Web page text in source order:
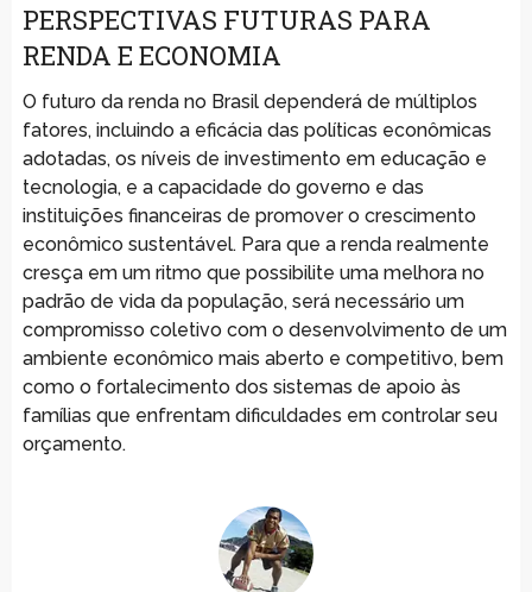
PERSPECTIVAS FUTURAS PARA
RENDA E ECONOMIA
O futuro da renda no Brasil dependerá de múltiplos
fatores, incluindo a eficácia das políticas econômicas
adotadas, os níveis de investimento em educação e
tecnologia, e a capacidade do governo e das
instituições financeiras de promover o crescimento
econômico sustentável. Para que a renda realmente
cresça em um ritmo que possibilite uma melhora no
padrão de vida da população, será necessário um
compromisso coletivo com o desenvolvimento de um
ambiente econômico mais aberto e competitivo, bem
como o fortalecimento dos sistemas de apoio às
famílias que enfrentam dificuldades em controlar seu
orçamento.